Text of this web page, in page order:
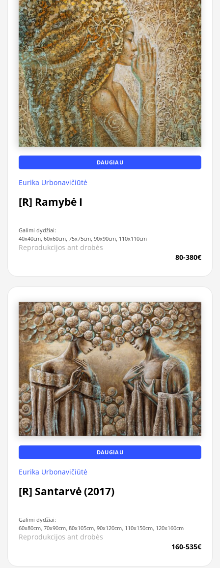
DAUGIAU
Eurika Urbonavičiūtė
[R] Ramybė I
Galimi dydžiai:
40x40cm, 60x60cm, 75x75cm, 90x90cm, 110x110cm
Reprodukcijos ant drobės
80-380€
DAUGIAU
Eurika Urbonavičiūtė
[R] Santarvė (2017)
Galimi dydžiai:
60x80cm, 70x90cm, 80x105cm, 90x120cm, 110x150cm, 120x160cm
Reprodukcijos ant drobės
160-535€